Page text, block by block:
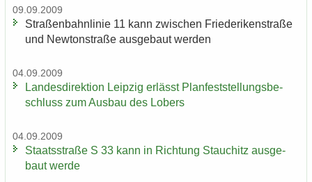
09.09.2009
Stra­ßen­bahn­li­nie 11 kann zwi­schen Frie­de­ri­ken­stra­ße
und New­ton­stra­ße aus­ge­baut wer­den
04.09.2009
Lan­des­di­rek­ti­on Leip­zig er­lässt Plan­fest­stel­lungs­be­
schluss zum Aus­bau des Lobers
04.09.2009
Staats­stra­ße S 33 kann in Rich­tung Stau­chitz aus­ge­
baut werde